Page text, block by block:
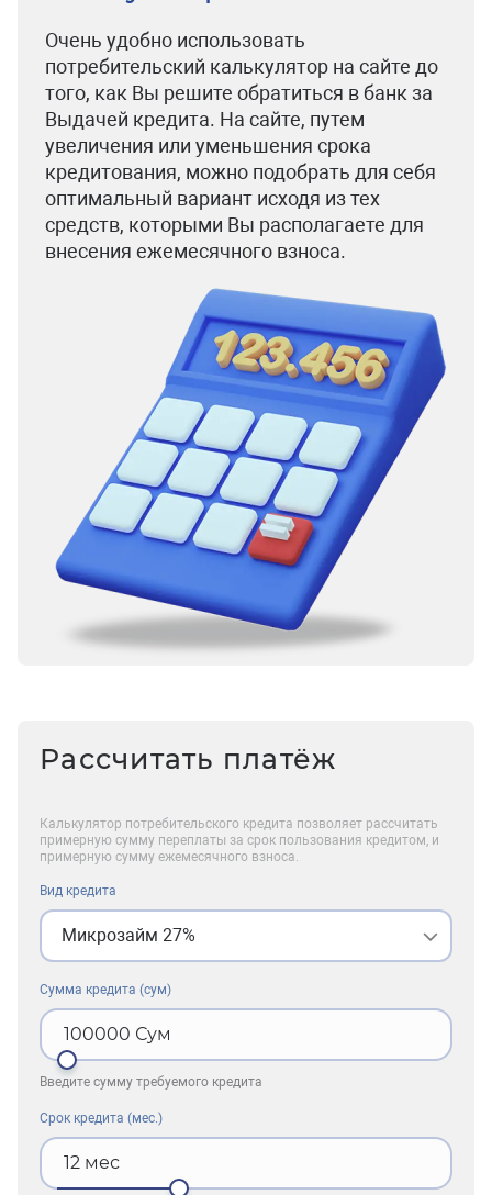
Очень удобно использовать
потребительский калькулятор на сайте до
того, как Вы решите обратиться в банк за
Выдачей кредита. На сайте, путем
увеличения или уменьшения срока
кредитования, можно подобрать для себя
оптимальный вариант исходя из тех
средств, которыми Вы располагаете для
внесения ежемесячного взноса.
Рассчитать платёж
Калькулятор потребительского кредита позволяет рассчитать
примерную сумму переплаты за срок пользования кредитом, и
примерную сумму ежемесячного взноса.
Вид кредита
Микрозайм 27%
Сумма кредита (сум)
100000 Сум
Введите сумму требуемого кредита
Срок кредита (мес.)
12 мес